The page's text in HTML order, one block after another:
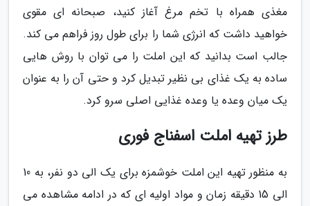
مغذی همراه با تخم مرغ آغاز کنید، صبحانه ای مقوی
خواهید داشت که انرژی شما را برای طول روز فراهم می کند.
جالب است بدانید که این املت را می توان با روش هایی
ساده به یک غذای بی نظیر تبدیل کرد و حتی آن را به عنوان
یک میان وعده یا وعده غذایی اصلی سرو کرد.
طرز تهیه املت اسفناج فوری
به منظور تهیه این املت خوشمزه برای یک الی دو نفر، به 10
الی 15 دقیقه زمان و مواد اولیه ای که در ادامه مشاهده می